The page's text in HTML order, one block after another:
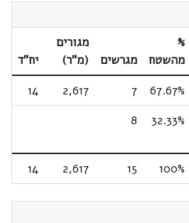
%
מהשטח
מגרשים
מגורים
(מ"ר)
יח"ד
67.67%
7
2,617
14
32.33%
8
100%
15
2,617
14